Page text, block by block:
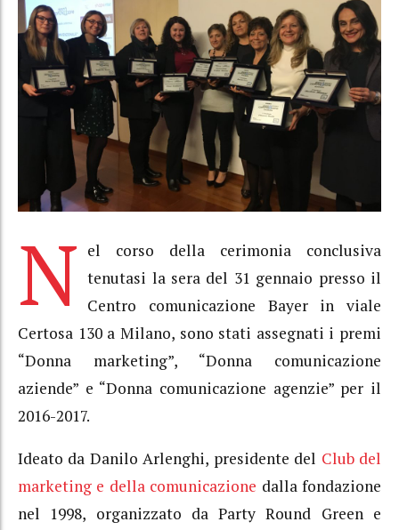
N el corso della cerimonia conclusiva
tenutasi la sera del 31 gennaio presso il
Centro comunicazione Bayer in viale
Certosa 130 a Milano, sono stati assegnati i premi
“Donna marketing”, “Donna comunicazione
aziende” e “Donna comunicazione agenzie” per il
2016-2017.
Ideato da Danilo Arlenghi, presidente del Club del
marketing e della comunicazione dalla fondazione
nel 1998, organizzato da Party Round Green e